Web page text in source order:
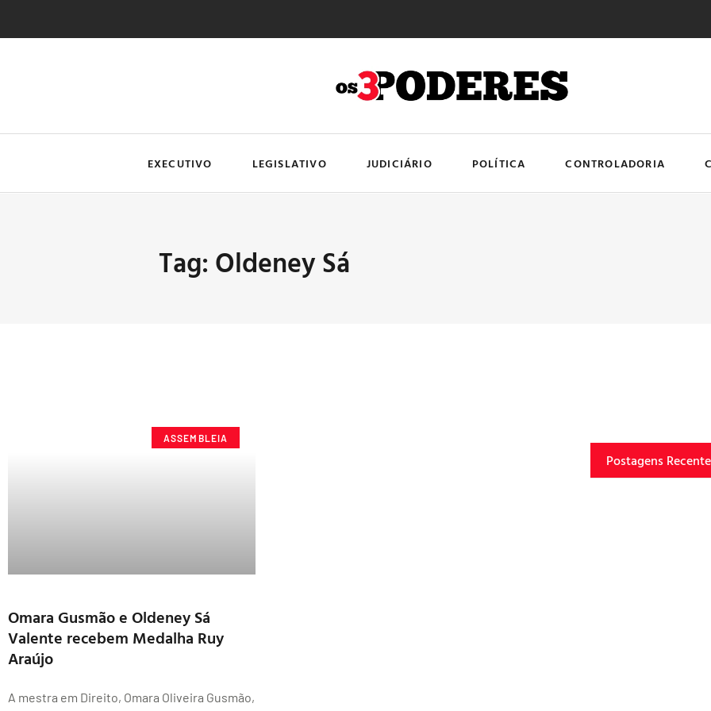
EXECUTIVO LEGISLATIVO JUDICIÁRIO POLÍTICA CONTROLADORIA
Tag: Oldeney Sá
ASSEMBLEIA
Omara Gusmão e Oldeney Sá
Valente recebem Medalha Ruy
Araújo
A mestra em Direito, Omara Oliveira Gusmão,
Postagens